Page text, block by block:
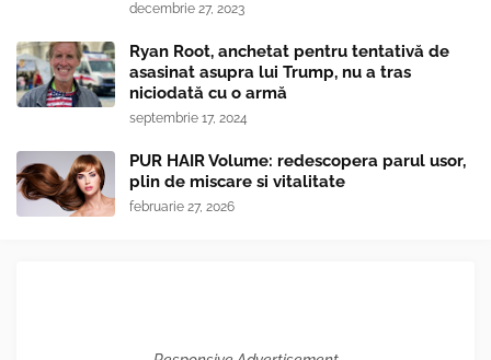
decembrie 27, 2023
Ryan Root, anchetat pentru tentativă de
asasinat asupra lui Trump, nu a tras
niciodată cu o armă
septembrie 17, 2024
PUR HAIR Volume: redescopera parul usor,
plin de miscare si vitalitate
februarie 27, 2026